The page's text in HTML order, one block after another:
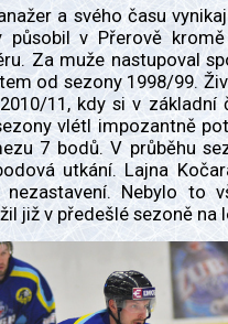
a svého času
působil v Přerově
Za muže nastupoval
od sezony 1998/99.
11, kdy si v základní
vlétl impozantně
7 bodů. V průběhu
utkání. Lajna
Nebylo to
již v předešlé sezoně na